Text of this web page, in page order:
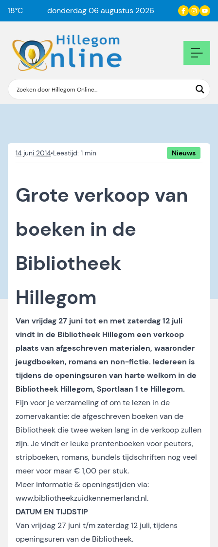
18°C donderdag 06 augustus 2026
14 juni 2014• Nieuws
Grote verkoop van
boeken in de
Bibliotheek
Hillegom
Van vrijdag 27 juni tot en met zaterdag 12 juli
vindt in de Bibliotheek Hillegom een verkoop
plaats van afgeschreven materialen, waaronder
jeugdboeken, romans en non-fictie. Iedereen is
tijdens de openingsuren van harte welkom in de
Bibliotheek Hillegom, Sportlaan 1 te Hillegom.
Fijn voor je verzameling of om te lezen in de
zomervakantie: de afgeschreven boeken van de
Bibliotheek die twee weken lang in de verkoop zullen
zijn. Je vindt er leuke prentenboeken voor peuters,
stripboeken, romans, bundels tijdschriften nog veel
meer voor maar € 1,00 per stuk.
Meer informatie & openingstijden via:
www.bibliotheekzuidkennemerland.nl.
DATUM EN TIJDSTIP
Van vrijdag 27 juni t/m zaterdag 12 juli, tijdens
openingsuren van de Bibliotheek.